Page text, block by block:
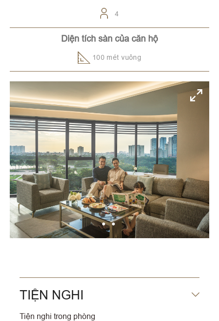
4
Diện tích sàn của căn hộ
100 mét vuông
TIỆN NGHI
Tiện nghi trong phòng